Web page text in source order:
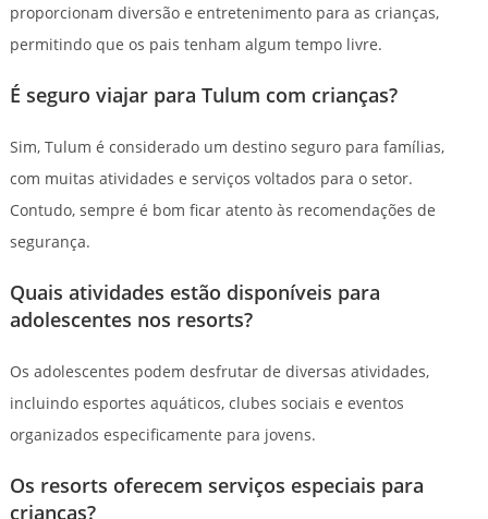
proporcionam diversão e entretenimento para as crianças,
permitindo que os pais tenham algum tempo livre.
É seguro viajar para Tulum com crianças?
Sim, Tulum é considerado um destino seguro para famílias,
com muitas atividades e serviços voltados para o setor.
Contudo, sempre é bom ficar atento às recomendações de
segurança.
Quais atividades estão disponíveis para
adolescentes nos resorts?
Os adolescentes podem desfrutar de diversas atividades,
incluindo esportes aquáticos, clubes sociais e eventos
organizados especificamente para jovens.
Os resorts oferecem serviços especiais para
crianças?